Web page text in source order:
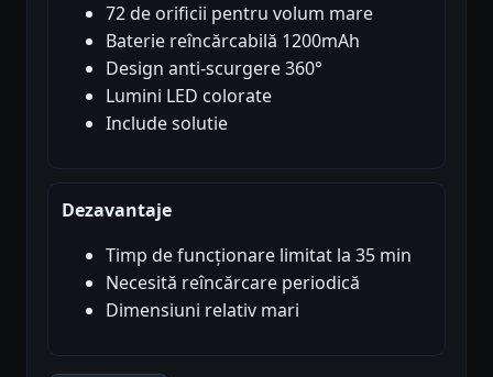
72 de orificii pentru volum mare
Baterie reîncărcabilă 1200mAh
Design anti-scurgere 360°
Lumini LED colorate
Include solutie
Dezavantaje
Timp de funcționare limitat la 35 min
Necesită reîncărcare periodică
Dimensiuni relativ mari